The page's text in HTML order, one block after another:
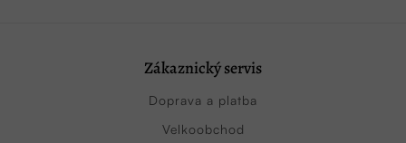
Zákaznický servis
Doprava a platba
Velkoobchod